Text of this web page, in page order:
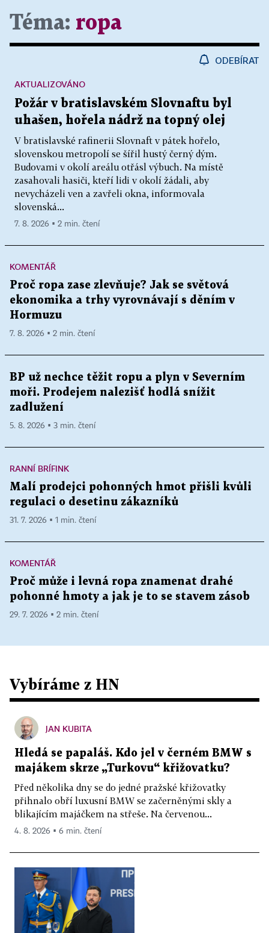
Téma: ropa
ODEBÍRAT
Požár v bratislavském Slovnaftu byl
uhašen, hořela nádrž na topný olej
V bratislavské rafinerii Slovnaft v pátek hořelo,
slovenskou metropolí se šířil hustý černý dým.
Budovami v okolí areálu otřásl výbuch. Na místě
zasahovali hasiči, kteří lidi v okolí žádali, aby
nevycházeli ven a zavřeli okna, informovala
slovenská...
AKTUALIZOVÁNO
7. 8. 2026 ▪ 2 min. čtení
KOMENTÁŘ
Proč ropa zase zlevňuje? Jak se světová
ekonomika a trhy vyrovnávají s děním v
Hormuzu
7. 8. 2026 ▪ 2 min. čtení
BP už nechce těžit ropu a plyn v Severním
moři. Prodejem nalezišť hodlá snížit
zadlužení
5. 8. 2026 ▪ 3 min. čtení
RANNÍ BRÍFINK
Malí prodejci pohonných hmot přišli kvůli
regulaci o desetinu zákazníků
31. 7. 2026 ▪ 1 min. čtení
KOMENTÁŘ
Proč může i levná ropa znamenat drahé
pohonné hmoty a jak je to se stavem zásob
29. 7. 2026 ▪ 2 min. čtení
Vybíráme z HN
JAN KUBITA
Hledá se papaláš. Kdo jel v černém BMW s
majákem skrze „Turkovu“ křižovatku?
Před několika dny se do jedné pražské křižovatky
přihnalo obří luxusní BMW se začerněnými skly a
blikajícím majáčkem na střeše. Na červenou...
4. 8. 2026 ▪ 6 min. čtení